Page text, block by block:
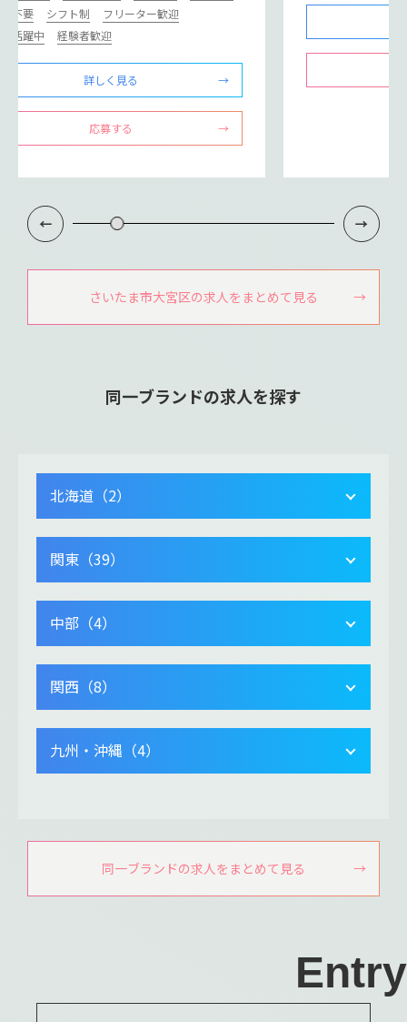
不要
シフト制
フリーター歓迎
活躍中
経験者歓迎
詳しく見る
応募する
さいたま市大宮区の求人をまとめて見る
同一ブランドの求人を探す
北海道（2）
関東（39）
中部（4）
関西（8）
九州・沖縄（4）
同一ブランドの求人をまとめて見る
Entry